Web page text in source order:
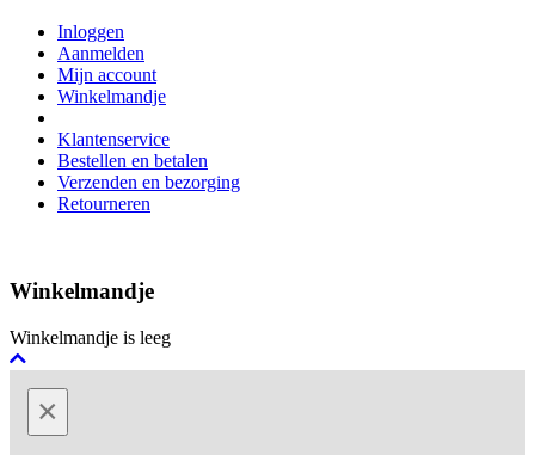
Inloggen
Aanmelden
Mijn account
Winkelmandje
Klantenservice
Bestellen en betalen
Verzenden en bezorging
Retourneren
Winkelmandje
Winkelmandje is leeg
×